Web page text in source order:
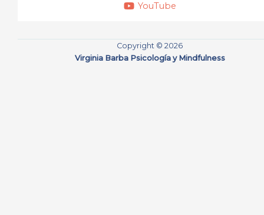
YouTube
Copyright © 2026
Virginia Barba Psicología y Mindfulness